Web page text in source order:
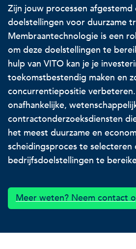
op
Zijn jouw processen
doelstellingen voor duurzame
Membraantechnologie is een
om deze doelstellingen te
hulp van VITO kan je je
toekomstbestendig maken en
concurrentiepositie
onafhankelijke,
contractonderzoeksdiensten
het meest duurzame en
scheidingsproces te selecteren
bedrijfsdoelstellingen te
Meer weten? Neem contact